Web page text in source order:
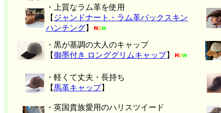
・上質なラム革を使用
【 ジャンドナート・ラム革バックスキン
ハンチング】
・黒が基調の大人のキャップ
【御墨付き ロンググリムキャップ】
・軽くて丈夫・長持ち
【 馬革キャップ】
・英国貴族愛用のハリスツイード